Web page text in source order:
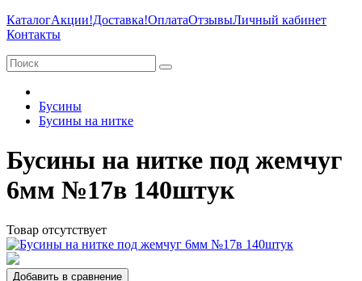
КаталогАкции!Доставка!ОплатаОтзывыЛичный кабинет
Контакты
Бусины
Бусины на нитке
Бусины на нитке под жемчуг
6мм №17в 140штук
Товар отсутствует
Добавить в сравнение